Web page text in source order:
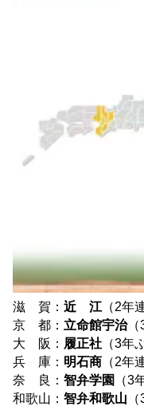
滋 賀： 近 江 （2年
京 都： 立命館宇治（
大 阪： 履正社 （3年
兵 庫： 明石商 （2年
奈 良： 智弁学園
（3
和歌山： 智弁和歌山